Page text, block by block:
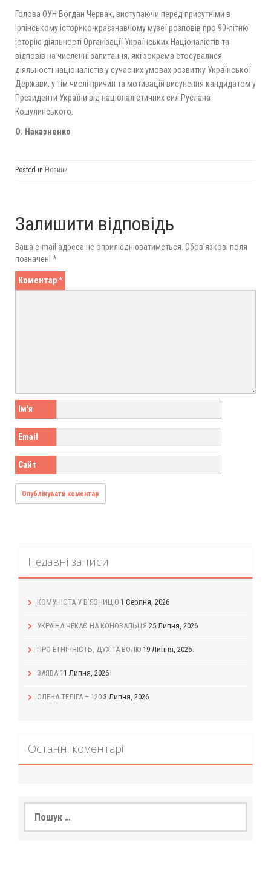
Голова ОУН Богдан Червак, виступаючи перед присутніми в
Ірпінському історико-краєзнавчому музеї розповів про 90-літню
історію діяльності Організації Українських Націоналістів та
відповів на численні запитання, які зокрема стосувалися
діяльності націоналістів у сучасних умовах розвитку Української
Держави, у тім числі причин та мотивацій висунення кандидатом у
Президенти України від націоналістичних сил Руслана
Кошулинського.
О. Наказненко
Posted in Новини
Залишити відповідь
Ваша e-mail адреса не оприлюднюватиметься. Обов’язкові поля
позначені *
Коментар*
Ім'я
Email
Сайт
Недавні записи
КОМУНІСТА У В’ЯЗНИЦЮ 1 Серпня, 2026
УКРАЇНА ЧЕКАЄ НА КОНОВАЛЬЦЯ 25 Липня, 2026
ПРО ЕТНІЧНІСТЬ, ДУХ ТА ВОЛЮ 19 Липня, 2026
ЗАЯВА 11 Липня, 2026
ОЛЕНА ТЕЛІГА – 120 3 Липня, 2026
Останні коментарі